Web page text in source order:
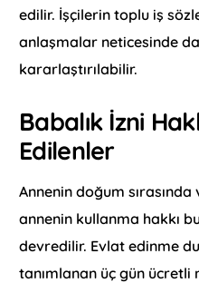
edilir. İşçilerin toplu iş
anlaşmalar neticesinde
kararlaştırılabilir.
Babalık İzni
Edilenler
Annenin doğum
annenin kullanma hakkı
devredilir. Evlat edinme
tanımlanan üç gün ücretli